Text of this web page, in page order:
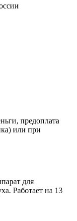
предоплата
или при
для
Работает на 13